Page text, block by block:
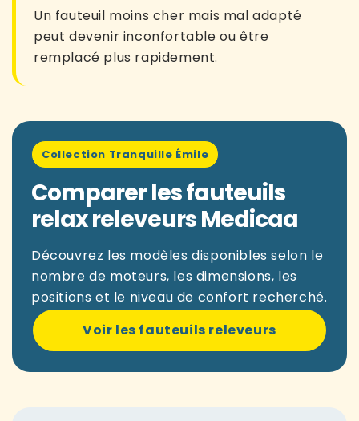
Un fauteuil moins cher mais mal adapté
peut devenir inconfortable ou être
remplacé plus rapidement.
Collection Tranquille Émile
Comparer les fauteuils
relax releveurs Medicaa
Découvrez les modèles disponibles selon le
nombre de moteurs, les dimensions, les
positions et le niveau de confort recherché.
Voir les fauteuils releveurs